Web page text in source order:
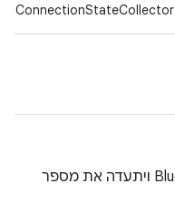
BluetoothConnectionStateChanged ויתעדה את מספר